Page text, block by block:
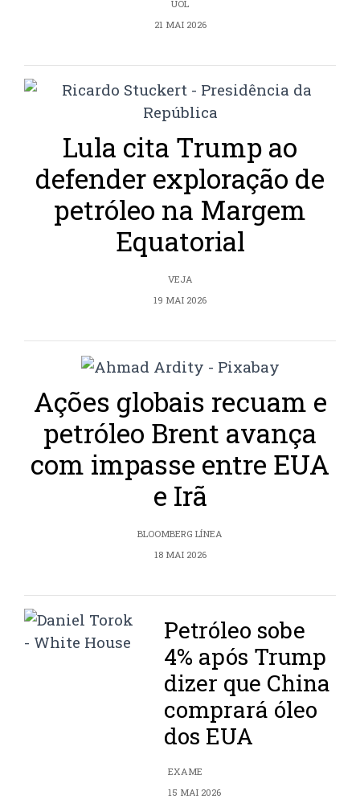
UOL
21 MAI 2026
Lula cita Trump ao
defender exploração de
petróleo na Margem
Equatorial
VEJA
19 MAI 2026
Ações globais recuam e
petróleo Brent avança
com impasse entre EUA
e Irã
BLOOMBERG LÍNEA
18 MAI 2026
Petróleo sobe
4% após Trump
dizer que China
comprará óleo
dos EUA
EXAME
15 MAI 2026